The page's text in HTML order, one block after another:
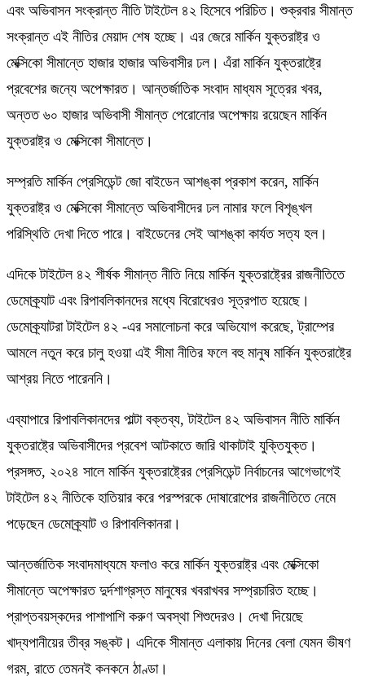
এবং অভিবাসন সংক্রান্ত নীতি টাইটেল ৪২ হিসেবে পরিচিত। শুক্রবার সীমান্ত
সংক্রান্ত এই নীতির মেয়াদ শেষ হচ্ছে। এর জেরে মার্কিন যুক্তরাষ্ট্র ও
মেক্সিকো সীমান্তে হাজার হাজার অভিবাসীর ঢল। এঁরা মার্কিন যুক্তরাষ্ট্রে
প্রবেশের জন্যে অপেক্ষারত। আন্তর্জাতিক সংবাদ মাধ্যম সূত্রের খবর,
অন্তত ৬০ হাজার অভিবাসী সীমান্ত পেরোনোর অপেক্ষায় রয়েছেন মার্কিন
যুক্তরাষ্ট্র ও মেক্সিকো সীমান্তে।
সম্প্রতি মার্কিন প্রেসিডেন্ট জো বাইডেন আশঙ্কা প্রকাশ করেন, মার্কিন
যুক্তরাষ্ট্র ও মেক্সিকো সীমান্তে অভিবাসীদের ঢল নামার ফলে বিশৃঙ্খল
পরিস্থিতি দেখা দিতে পারে। বাইডেনের সেই আশঙ্কা কার্যত সত্য হল।
এদিকে টাইটেল ৪২ শীর্ষক সীমান্ত নীতি নিয়ে মার্কিন যুক্তরাষ্ট্রের রাজনীতিতে
ডেমোক্র্যাট এবং রিপাবলিকানদের মধ্যে বিরোধেরও সূত্রপাত হয়েছে।
ডেমোক্র্যাটরা টাইটেল ৪২ -এর সমালোচনা করে অভিযোগ করেছে, ট্রাম্পের
আমলে নতুন করে চালু হওয়া এই সীমা নীতির ফলে বহু মানুষ মার্কিন যুক্তরাষ্ট্রে
আশ্রয় নিতে পারেননি।
এব্যাপারে রিপাবলিকানদের পাল্টা বক্তব্য, টাইটেল ৪২ অভিবাসন নীতি মার্কিন
যুক্তরাষ্ট্রে অভিবাসীদের প্রবেশ আটকাতে জারি থাকাটাই যুক্তিযুক্ত।
প্রসঙ্গত, ২০২৪ সালে মার্কিন যুক্তরাষ্ট্রের প্রেসিডেন্ট নির্বাচনের আগেভাগেই
টাইটেল ৪২ নীতিকে হাতিয়ার করে পরস্পরকে দোষারোপের রাজনীতিতে নেমে
পড়েছেন ডেমোক্র্যাট ও রিপাবলিকানরা।
আন্তর্জাতিক সংবাদমাধ্যমে ফলাও করে মার্কিন যুক্তরাষ্ট্র এবং মেক্সিকো
সীমান্তে অপেক্ষারত দুর্দশাগ্রস্ত মানুষের খবরাখবর সম্প্রচারিত হচ্ছে।
প্রাপ্তবয়স্কদের পাশাপাশি করুণ অবস্থা শিশুদেরও। দেখা দিয়েছে
খাদ্যপানীয়ের তীব্র সঙ্কট। এদিকে সীমান্ত এলাকায় দিনের বেলা যেমন ভীষণ
গরম, রাতে তেমনই কনকনে ঠাণ্ডা।